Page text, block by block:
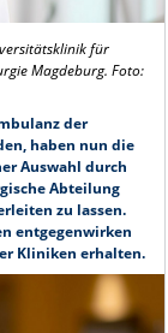
für
Magdeburg. Foto:
der
haben nun die
Auswahl durch
Abteilung
zu lassen.
entgegenwirken
Kliniken erhalten.